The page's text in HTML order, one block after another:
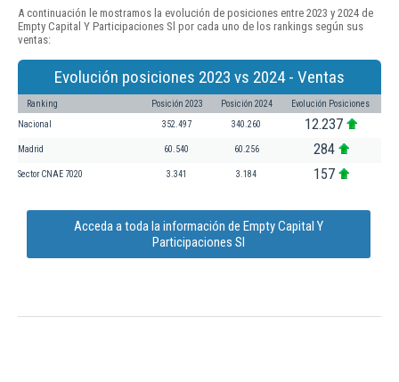
A continuación le mostramos la evolución de posiciones entre 2023 y 2024 de
Empty Capital Y Participaciones Sl por cada uno de los rankings según sus
ventas:
Evolución posiciones 2023 vs 2024 - Ventas
Ranking Posición 2023 Posición 2024 Evolución Posiciones
Nacional 352.497 340.260 12.237
Madrid 60.540 60.256 284
Sector CNAE 7020 3.341 3.184 157
Acceda a toda la información de Empty Capital Y
Participaciones Sl